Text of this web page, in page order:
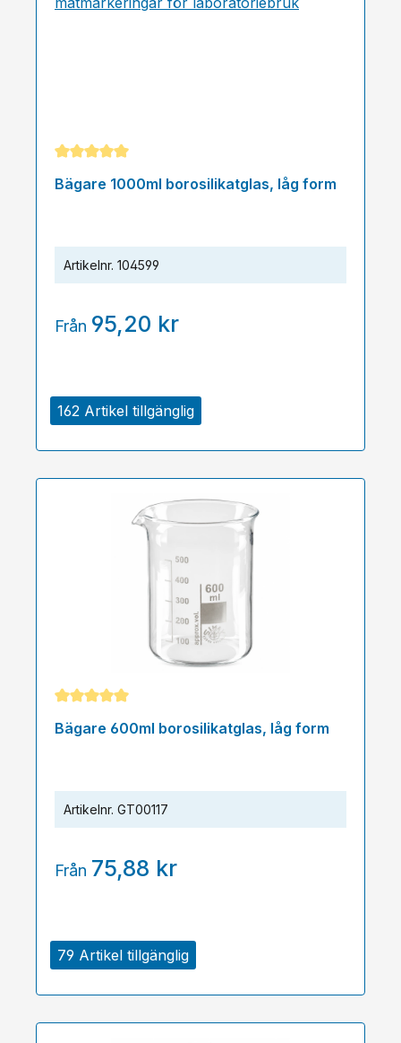
162 Artikel tillgänglig
Genomsnittligt betyg på 5 av 5 stjärnor
Bägare 1000ml borosilikatglas, låg form
Artikelnr. 104599
Från 95,20 kr
79 Artikel tillgänglig
Genomsnittligt betyg på 5 av 5 stjärnor
Bägare 600ml borosilikatglas, låg form
Artikelnr. GT00117
Från 75,88 kr